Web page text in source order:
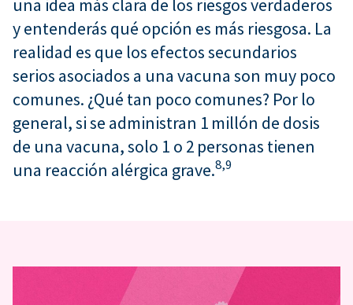
una idea más clara de los riesgos verdaderos
y entenderás qué opción es más riesgosa. La
realidad es que los efectos secundarios
serios asociados a una vacuna son muy poco
comunes. ¿Qué tan poco comunes? Por lo
general, si se administran 1 millón de dosis
de una vacuna, solo 1 o 2 personas tienen
una reacción alérgica grave.8,9